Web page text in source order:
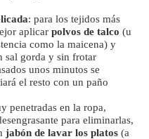
: para los tejidos más
aplicar polvos de talco (u
como la maicena) y
sal gorda y sin frotar
unos minutos se
el resto con un paño
penetradas en la ropa,
para eliminarlas,
jabón de lavar los platos (a